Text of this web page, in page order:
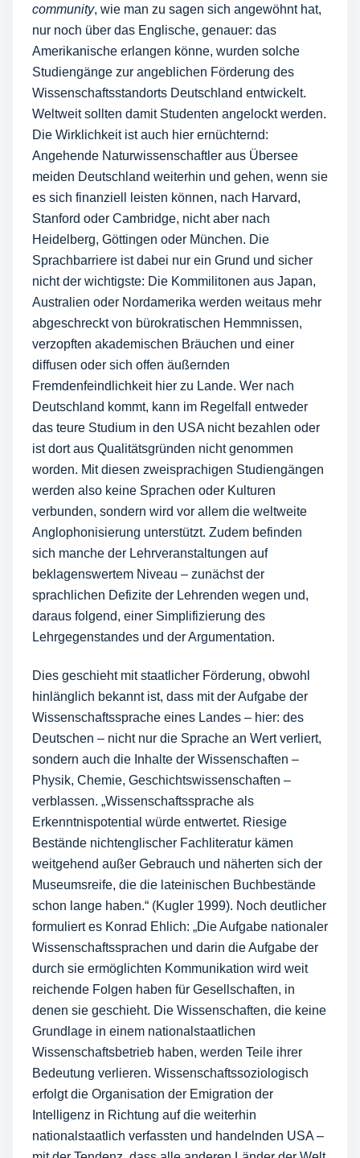
community, wie man zu sagen sich angewöhnt hat,
nur noch über das Englische, genauer: das
Amerikanische erlangen könne, wurden solche
Studiengänge zur angeblichen Förderung des
Wissenschaftsstandorts Deutschland entwickelt.
Weltweit sollten damit Studenten angelockt werden.
Die Wirklichkeit ist auch hier ernüchternd:
Angehende Naturwissenschaftler aus Übersee
meiden Deutschland weiterhin und gehen, wenn sie
es sich finanziell leisten können, nach Harvard,
Stanford oder Cambridge, nicht aber nach
Heidelberg, Göttingen oder München. Die
Sprachbarriere ist dabei nur ein Grund und sicher
nicht der wichtigste: Die Kommilitonen aus Japan,
Australien oder Nordamerika werden weitaus mehr
abgeschreckt von bürokratischen Hemmnissen,
verzopften akademischen Bräuchen und einer
diffusen oder sich offen äußernden
Fremdenfeindlichkeit hier zu Lande. Wer nach
Deutschland kommt, kann im Regelfall entweder
das teure Studium in den USA nicht bezahlen oder
ist dort aus Qualitätsgründen nicht genommen
worden. Mit diesen zweisprachigen Studiengängen
werden also keine Sprachen oder Kulturen
verbunden, sondern wird vor allem die weltweite
Anglophonisierung unterstützt. Zudem befinden
sich manche der Lehrveranstaltungen auf
beklagenswertem Niveau – zunächst der
sprachlichen Defizite der Lehrenden wegen und,
daraus folgend, einer Simplifizierung des
Lehrgegenstandes und der Argumentation.
Dies geschieht mit staatlicher Förderung, obwohl
hinlänglich bekannt ist, dass mit der Aufgabe der
Wissenschaftssprache eines Landes – hier: des
Deutschen – nicht nur die Sprache an Wert verliert,
sondern auch die Inhalte der Wissenschaften –
Physik, Chemie, Geschichtswissenschaften –
verblassen. „Wissenschaftssprache als
Erkenntnispotential würde entwertet. Riesige
Bestände nichtenglischer Fachliteratur kämen
weitgehend außer Gebrauch und näherten sich der
Museumsreife, die die lateinischen Buchbestände
schon lange haben.“ (Kugler 1999). Noch deutlicher
formuliert es Konrad Ehlich: „Die Aufgabe nationaler
Wissenschaftssprachen und darin die Aufgabe der
durch sie ermöglichten Kommunikation wird weit
reichende Folgen haben für Gesellschaften, in
denen sie geschieht. Die Wissenschaften, die keine
Grundlage in einem nationalstaatlichen
Wissenschaftsbetrieb haben, werden Teile ihrer
Bedeutung verlieren. Wissenschaftssoziologisch
erfolgt die Organisation der Emigration der
Intelligenz in Richtung auf die weiterhin
nationalstaatlich verfassten und handelnden USA –